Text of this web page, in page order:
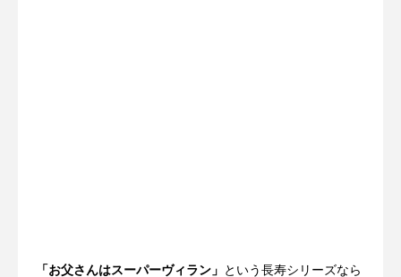
「お父さんはスーパーヴィラン」 という長寿シリーズなら